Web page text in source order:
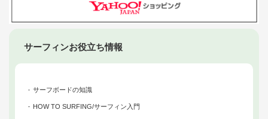
サーフィンお役立ち情報
サーフボードの知識
HOW TO SURFING/サーフィン入門